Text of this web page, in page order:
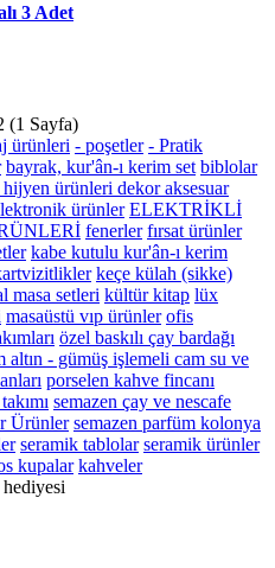
3 Adet
(1 Sayfa)
ürünleri - poşetler - Pratik
bayrak, kur'ân-ı kerim set biblolar
ürünleri dekor aksesuar
ürünler ELEKTRİKLİ
fenerler fırsat ürünler
kabe kutulu kur'ân-ı kerim
keçe külah (sikke)
masa setleri kültür kitap lüx
masaüstü vıp ürünler ofis
özel baskılı çay bardağı
altın - gümüş işlemeli cam su ve
porselen kahve fincanı
semazen çay ve nescafe
Ürünler semazen parfüm kolonya
seramik tablolar seramik ürünler
kupalar kahveler